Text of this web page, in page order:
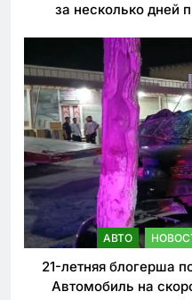
за несколько дней
АВТО
21-летняя блогерша
Автомобиль на